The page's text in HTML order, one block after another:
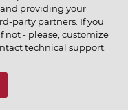
providing your
party partners. If you
not - please, customize
technical support.